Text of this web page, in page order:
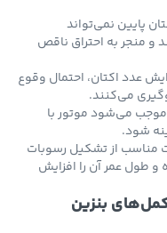
نمی‌تواند
به احتراق ناقص
اکتان، احتمال وقوع
می‌کنند.
می‌شود موتور با
از تشکیل رسوبات
عمر آن را افزایش